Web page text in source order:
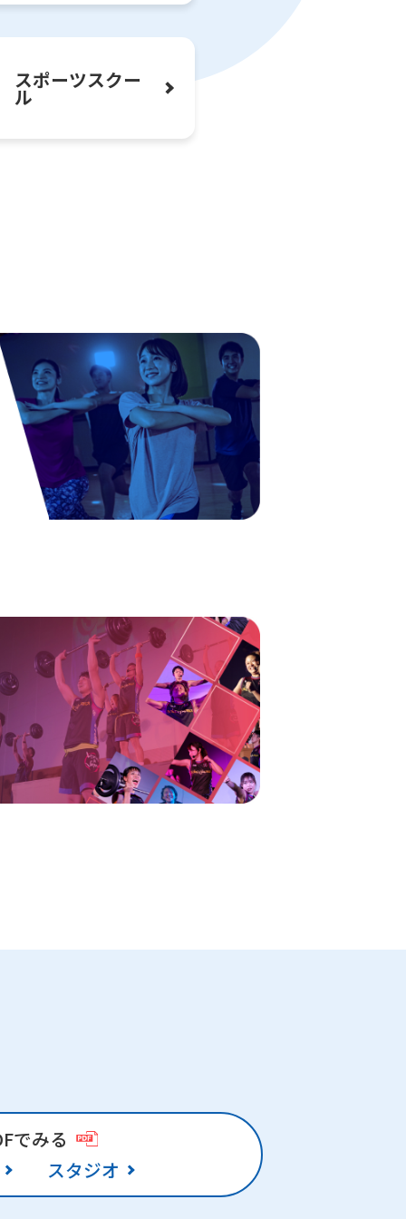
スポーツスクー
ル
でみる
スタジオ